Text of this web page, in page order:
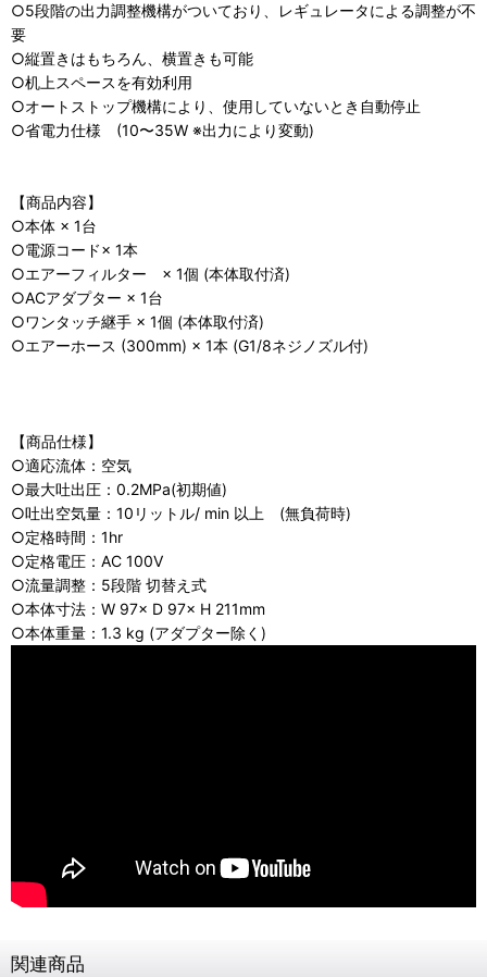
○5段階の出力調整機構がついており、レギュレータによる調整が不
要
○縦置きはもちろん、横置きも可能
○机上スペースを有効利用
○オートストップ機構により、使用していないとき自動停止
○省電力仕様 (10〜35W ※出力により変動)
【商品内容】
○本体 × 1台
○電源コード× 1本
○エアーフィルター × 1個 (本体取付済)
○ACアダプター × 1台
○ワンタッチ継手 × 1個 (本体取付済)
○エアーホース (300mm) × 1本 (G1/8ネジノズル付)
【商品仕様】
○適応流体：空気
○最大吐出圧：0.2MPa(初期値)
○吐出空気量：10リットル/ min 以上 (無負荷時)
○定格時間：1hr
○定格電圧：AC 100V
○流量調整：5段階 切替え式
○本体寸法：W 97× D 97× H 211mm
○本体重量：1.3 kg (アダプター除く)
関連商品